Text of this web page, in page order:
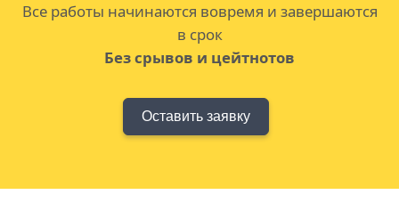
Все работы начинаются вовремя и завершаются
в срок
Без срывов и цейтнотов
Оставить заявку